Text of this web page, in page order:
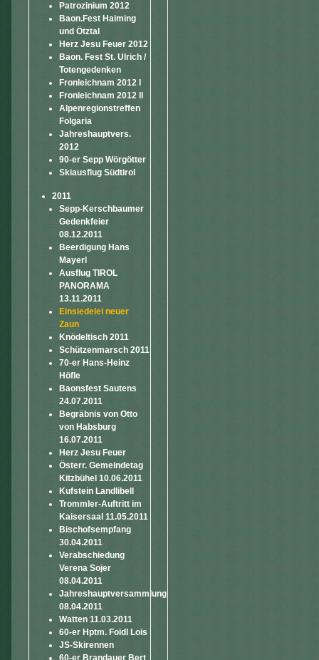
Patrozinium 2012
Baon.Fest Haiming
und Ötztal
Herz Jesu Feuer 2012
Baon. Fest St. Ulrich /
Totengedenken
Fronleichnam 2012 I
Fronleichnam 2012 II
Alpenregionstreffen
Folgaria
Jahreshauptvers.
2012
90-er Sepp Wörgötter
Skiausflug Südtirol
2011
Sepp-Kerschbaumer
Gedenkfeier
08.12.2011
Beerdigung Hans
Mayerl
Ausflug TIROL
PANORAMA
13.11.2011
Einsiedelei neuer
Zaun
Knödeltisch 2011
Schützenmarsch 2011
70-er Hans-Heinz
Höfle
Baonsfest Sautens
24.07.2011
Begräbnis von Otto
von Habsburg
16.07.2011
Herz Jesu Feuer
Österr. Gemeindetag
Kitzbühel 10.06.2011
Kufstein Landlibell
Trommler-Auftritt im
Kaisersaal 11.05.2011
Bischofsempfang
30.04.2011
Verabschiedung
Verena Sojer
08.04.2011
Jahreshauptversammlung
08.04.2011
Watten 11.03.2011
60-er Hptm. Foidl Lois
JS-Skirennen
60-er Brandauer Bert